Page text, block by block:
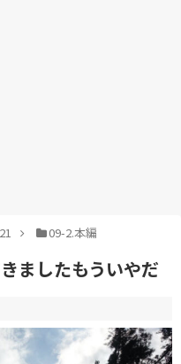
09-2.本編
ましたもういやだ